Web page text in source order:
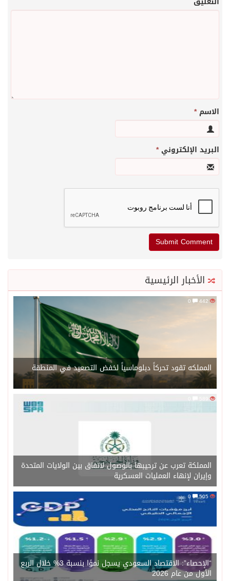
الاسم*
البريد الإلكتروني*
الأخبار الرئيسية
المملكه تقود تحركاً دبلوماسياً لخفض التصعيد في المنطقة
589
المملكة تعرب عن ترحيبها بالوصول لاتفاق بين الولايات المتحدة
وإيران لإنهاء العمليات العسكرية
505
“الإحصاء”: الاقتصاد السعودي يسجل نموًا بنسبة 3% خلال الربع
الأول من عام 2026